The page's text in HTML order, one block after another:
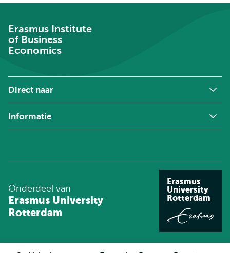
Erasmus Institute
of Business
Economics
Direct naar
Informatie
Onderdeel van
Erasmus University
Rotterdam
Erasmus
University
Rotterdam